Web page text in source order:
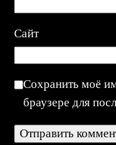
Сайт
Сохранить моё
браузере для